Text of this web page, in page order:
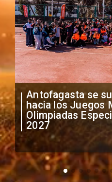
"Falta de
anuncia medidas
irregular de
extranjeros